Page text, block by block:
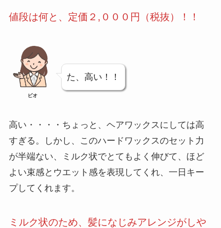
値段は何と、定価２,０００円（税抜）！！
ビオ
た、高い！！
高い・・・・ちょっと、ヘアワックスにしては高
すぎる。しかし、このハードワックスのセット力
が半端ない、ミルク状でとてもよく伸びて、ほど
よい束感とウエット感を表現してくれ、一日キー
プしてくれます。
ミルク状のため、髪になじみアレンジがしや